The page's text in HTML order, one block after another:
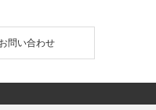
問い合わせ